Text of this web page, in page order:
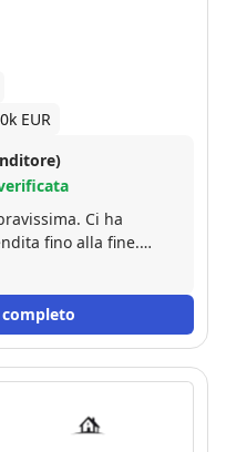
EUR
Ci ha
fino alla fine.